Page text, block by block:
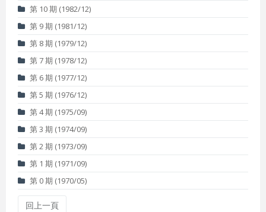
第 10 期 (1982/12)
第 9 期 (1981/12)
第 8 期 (1979/12)
第 7 期 (1978/12)
第 6 期 (1977/12)
第 5 期 (1976/12)
第 4 期 (1975/09)
第 3 期 (1974/09)
第 2 期 (1973/09)
第 1 期 (1971/09)
第 0 期 (1970/05)
回上一頁